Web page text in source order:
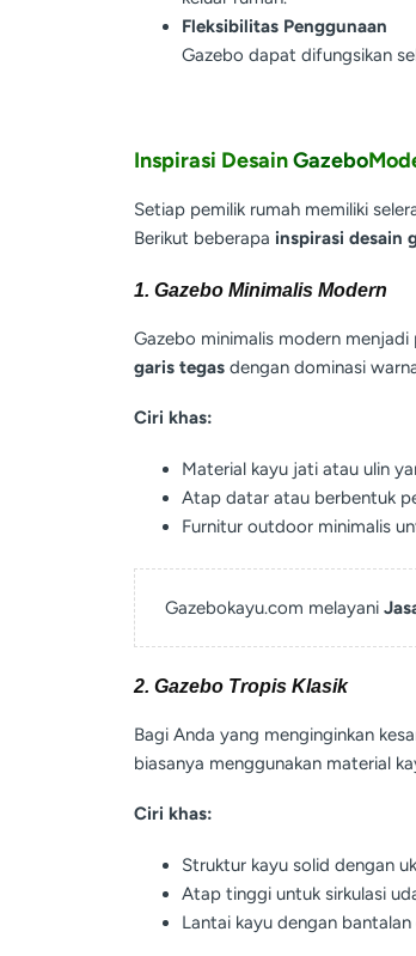
Fleksibilitas Penggunaan
Gazebo dapat difungsikan
Inspirasi DesainGazebo
Setiap pemilik rumah memiliki
Berikut beberapa inspirasi desain
1. Gazebo Minimalis Modern
Gazebo minimalis modern
garis tegas dengan dominasi
Ciri khas:
Material kayu jati atau ulin
Atap datar atau berbentuk
Furnitur outdoor minimalis
Gazebokayu.com melayani
2. Gazebo Tropis Klasik
Bagi Anda yang menginginkan
biasanya menggunakan material
Ciri khas:
Struktur kayu solid dengan
Atap tinggi untuk sirkulasi
Lantai kayu dengan